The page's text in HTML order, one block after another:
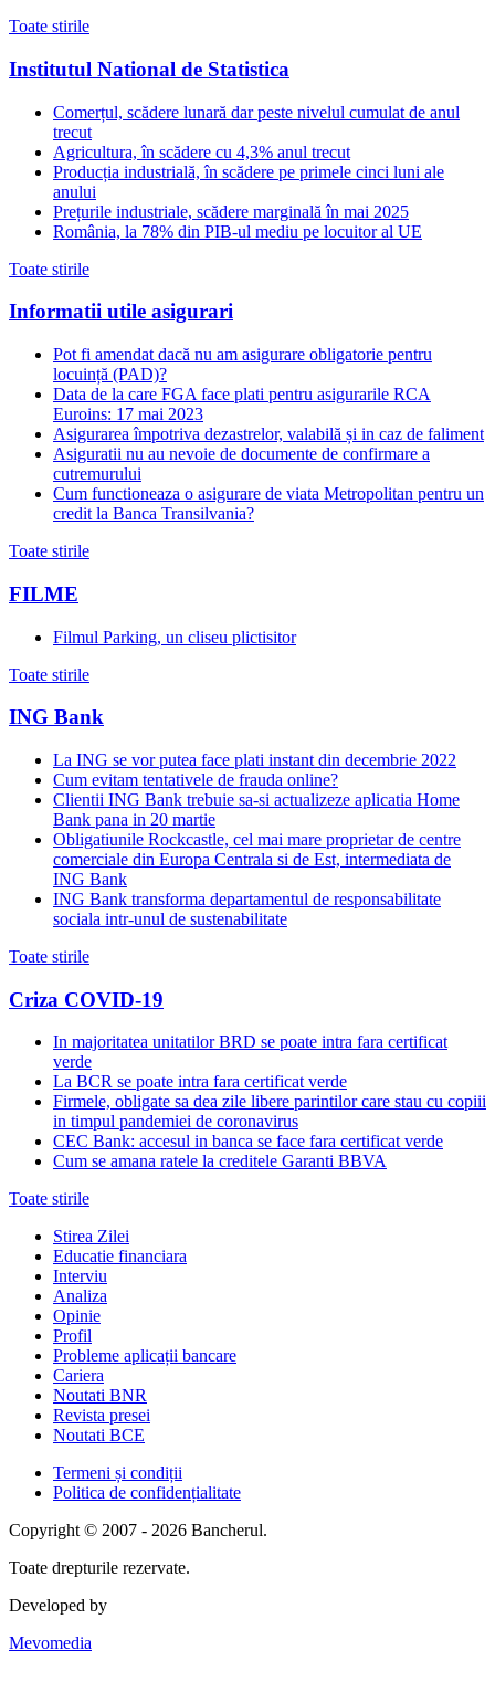
Toate stirile
Institutul National de Statistica
Comerțul, scădere lunară dar peste nivelul cumulat de anul
trecut
Agricultura, în scădere cu 4,3% anul trecut
Producția industrială, în scădere pe primele cinci luni ale
anului
Prețurile industriale, scădere marginală în mai 2025
România, la 78% din PIB-ul mediu pe locuitor al UE
Toate stirile
Informatii utile asigurari
Pot fi amendat dacă nu am asigurare obligatorie pentru
locuință (PAD)?
Data de la care FGA face plati pentru asigurarile RCA
Euroins: 17 mai 2023
Asigurarea împotriva dezastrelor, valabilă și in caz de faliment
Asiguratii nu au nevoie de documente de confirmare a
cutremurului
Cum functioneaza o asigurare de viata Metropolitan pentru un
credit la Banca Transilvania?
Toate stirile
FILME
Filmul Parking, un cliseu plictisitor
Toate stirile
ING Bank
La ING se vor putea face plati instant din decembrie 2022
Cum evitam tentativele de frauda online?
Clientii ING Bank trebuie sa-si actualizeze aplicatia Home
Bank pana in 20 martie
Obligatiunile Rockcastle, cel mai mare proprietar de centre
comerciale din Europa Centrala si de Est, intermediata de
ING Bank
ING Bank transforma departamentul de responsabilitate
sociala intr-unul de sustenabilitate
Toate stirile
Criza COVID-19
In majoritatea unitatilor BRD se poate intra fara certificat
verde
La BCR se poate intra fara certificat verde
Firmele, obligate sa dea zile libere parintilor care stau cu copiii
in timpul pandemiei de coronavirus
CEC Bank: accesul in banca se face fara certificat verde
Cum se amana ratele la creditele Garanti BBVA
Toate stirile
Stirea Zilei
Educatie financiara
Interviu
Analiza
Opinie
Profil
Probleme aplicații bancare
Cariera
Noutati BNR
Revista presei
Noutati BCE
Termeni și condiții
Politica de confidențialitate
Copyright © 2007 - 2026 Bancherul.
Toate drepturile rezervate.
Developed by
Mevomedia